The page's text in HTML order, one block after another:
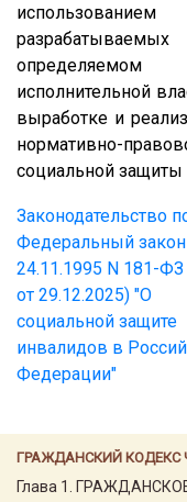
ГРАЖДАНСКИЙ КОДЕКС
Глава 1.
исполнительной
выработке и
нормативно-
социальной защиты
Законодательство
Федеральный закон
24.11.1995 N 181-ФЗ
от 29.12.2025) "О
социальной защите
инвалидов в
Федерации"